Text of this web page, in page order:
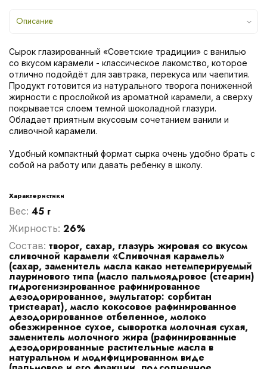
Описание
Сырок глазированный «Советские традиции» с ванилью
со вкусом карамели - классическое лакомство, которое
отлично подойдёт для завтрака, перекуса или чаепития.
Продукт готовится из натурального творога пониженной
жирности с прослойкой из ароматной карамели, а сверху
покрывается слоем темной шоколадной глазури.
Обладает приятным вкусовым сочетанием ванили и
сливочной карамели.
Удобный компактный формат сырка очень удобно брать с
собой на работу или давать ребенку в школу.
Характеристики
Вес: 45 г
Жирность: 26%
Cостав: творог, сахар, глазурь жировая со вкусом
сливочной карамели «Сливочная карамель»
(сахар, заменитель масла какао нетемперируемый
лауринового типа (масло пальмоядровое (стеарин)
гидрогенизированное рафинированное
дезодорированное, эмульгатор: сорбитан
тристеарат), масло кокосовое рафинированное
дезодорированное отбеленное, молоко
обезжиренное сухое, сыворотка молочная сухая,
заменитель молочного жира (рафинированные
дезодорированные растительные масла в
натуральном и модифицированном виде